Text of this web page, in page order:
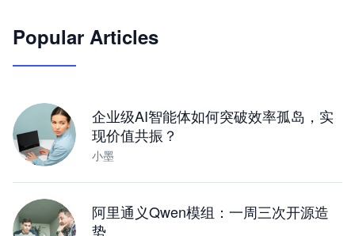
JimoClaw 桌面 AI Agent 工作台
Popular Articles
企业级AI智能体如何突破效率孤岛，实
现价值共振？
小墨
阿里通义Qwen模组：一周三次开源造
势